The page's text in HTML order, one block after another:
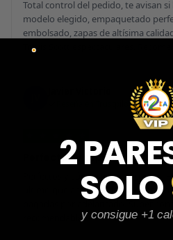
Total control del pedido, te avisan
modelo elegido, empaquetado
embolsado, zapas de altísima
Travis Scott espectaculares.
Reseña en Trustpilot
Perfectos y súper serios y
Perfectos y súper serios y atentos.
último que acaba de llegar, unas
recomendables.
2
SOLO
y consigue +1